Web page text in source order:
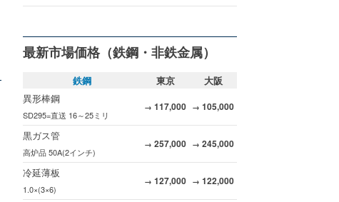
最新市場価格（鉄鋼・非鉄金属）
鉄鋼 東京
大阪
異形棒鋼
SD295=直送 16～25ミリ
→ 117,000 → 105,000
黒ガス管
高炉品 50A(2インチ)
→ 257,000 → 245,000
冷延薄板
1.0×(3×6)
→ 127,000 → 122,000